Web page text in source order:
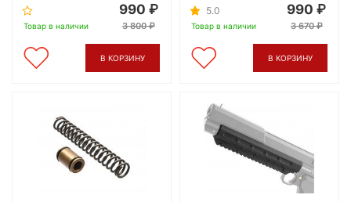
Товар в наличии
990
3 800
В КОРЗИНУ
5.0
Товар в наличии
990
3 670
В КОРЗИНУ